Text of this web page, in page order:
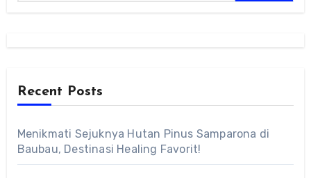
Recent Posts
Menikmati Sejuknya Hutan Pinus Samparona di
Baubau, Destinasi Healing Favorit!